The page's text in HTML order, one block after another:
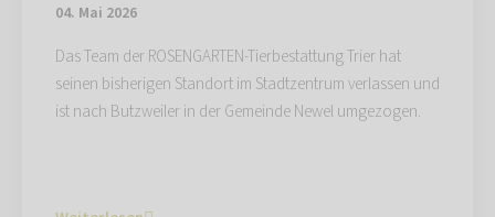
04. Mai 2026
Das Team der ROSENGARTEN-Tierbestattung Trier hat
seinen bisherigen Standort im Stadtzentrum verlassen und
ist nach Butzweiler in der Gemeinde Newel umgezogen.